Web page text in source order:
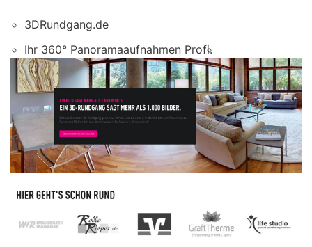
3DRundgang.de
Ihr 360° Panoramaaufnahmen Profi.